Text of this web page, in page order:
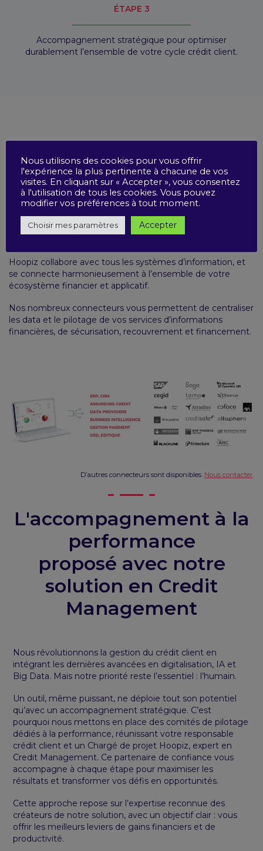
ÉTAPE 3
Accompagnement stratégique pour optimiser
durablement l’ensemble de votre cycle crédit client.
SOLUTION SAAS
Credit Management
connecté
Hoopiz collabore avec tous les systèmes d’information, et
se connecte harmonieusement à l’ensemble de votre
écosystème financier et applicatif.
Nos nombreux connecteurs vous permettent de centraliser
les data et le pilotage de vos services d’informations
financières, de sécurisation, recouvrement et financement.
D’autres connecteurs sont disponibles. Nous contacter
L'accompagnement à la
performance
proposé avec notre
solution en Credit
Management
Nous révolutionnons la gestion du crédit client en
intégrant les dernières avancées en digitalisation, IA et
Big Data. Mais notre priorité reste l’essentiel : l’humain.
Un outil, même puissant, ne déploie tout son potentiel
qu’avec un accompagnement stratégique. C’est
pourquoi nous mettons en place des comités de pilotage
dédiés à la performance, réunissant votre responsable
crédit client et un Chargé de projet Hoopiz, expert en
Credit Management. Ce partenaire de confiance vous
accompagne à chaque étape pour maximiser les
résultats et transformer vos défis en opportunités.
Cette approche repose sur l’expertise reconnue des
créateurs de notre solution, avec un objectif clair : vous
offrir les meilleurs leviers de gains financiers et de
productivité.
Nous utilisons des cookies pour vous offrir
l'expérience la plus pertinente à chacune de vos
visites. En cliquant sur « Accepter », vous consentez
à l'utilisation de tous les cookies. Vous pouvez
modifier vos préférences à tout moment.
Choisir mes paramètres Accepter